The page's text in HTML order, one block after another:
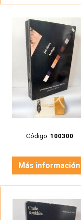
Código: 100300
Más información